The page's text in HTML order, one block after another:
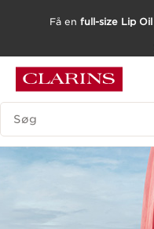
HOP TIL INDHOLD
GÅ TIL BUND
Få en full-size Lip Oil
SØGEVINDUE